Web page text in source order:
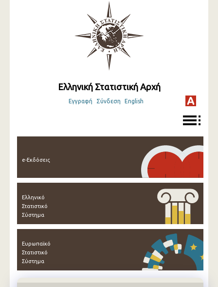
Ελληνική Στατιστική Αρχή
Εγγραφή Σύνδεση English
e-Εκδόσεις
Ελληνικό
Στατιστικό
Σύστημα
Ευρωπαϊκό
Στατιστικό
Σύστημα